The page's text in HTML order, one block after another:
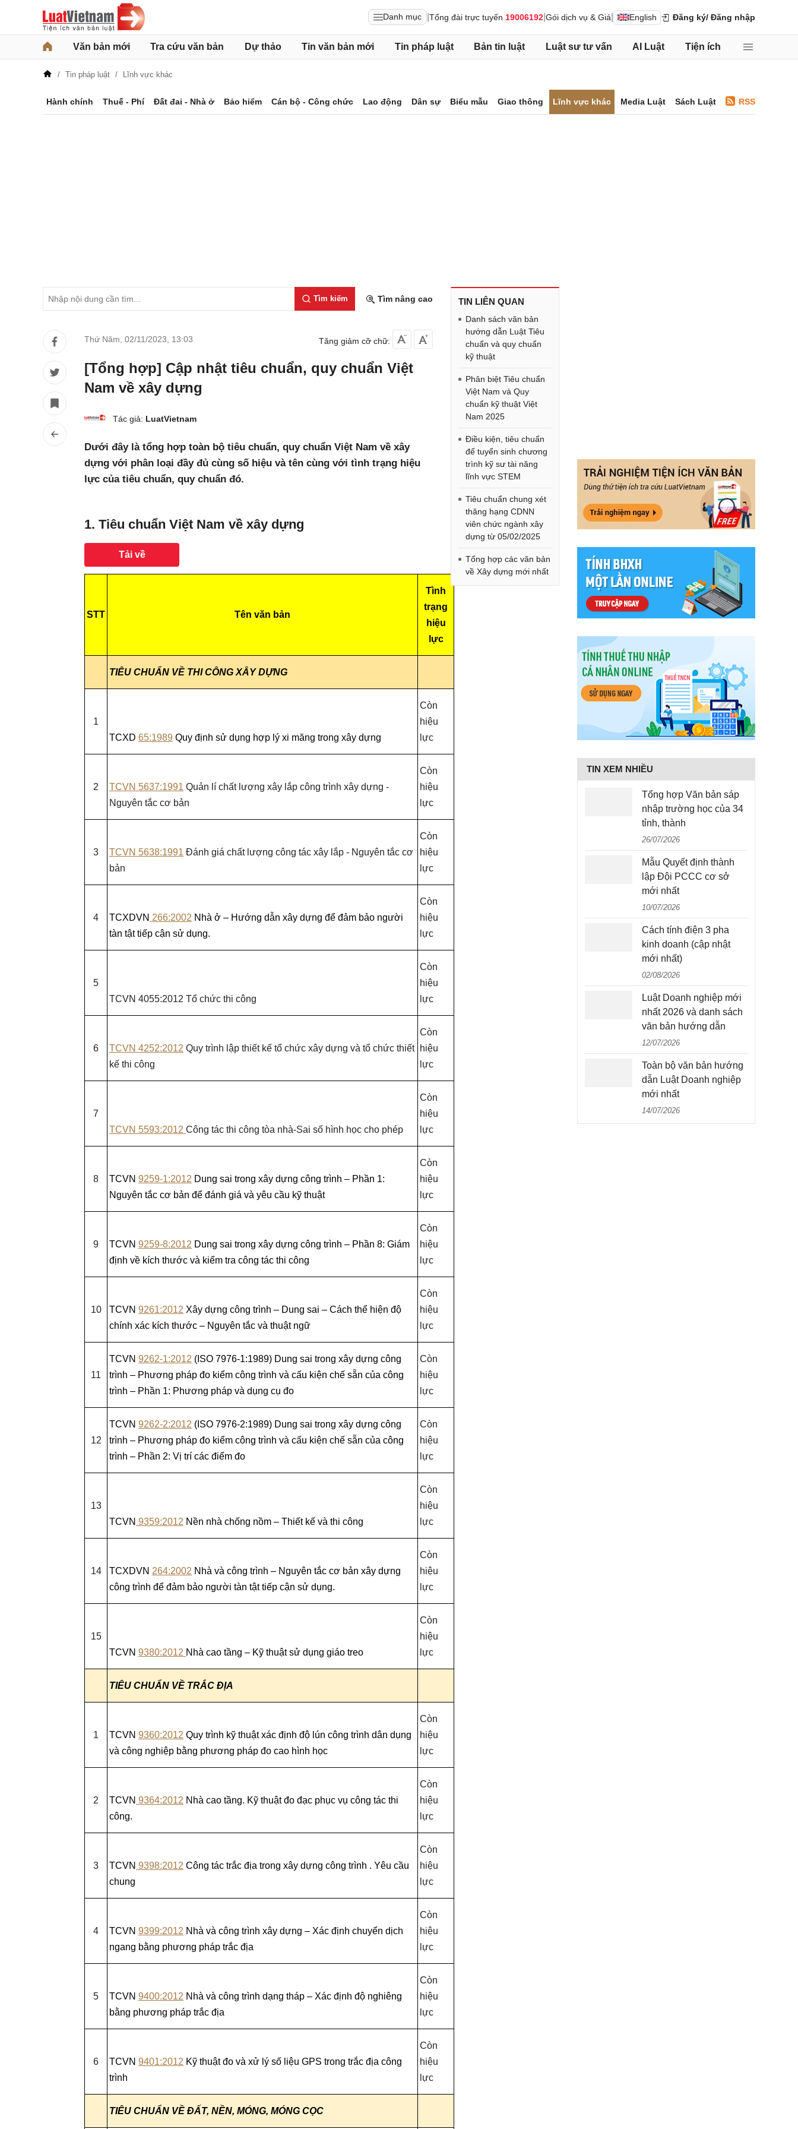
Danh mục Tổng đài trực tuyến 19006192 Gói dịch vụ & Giá English Đăng ký/ Đăng nhập
Văn bản mới Tra cứu văn bản Dự thảo Tin văn bản mới Tin pháp luật Bản tin luật Luật sư tư vấn AI Luật Tiện ích
Tin pháp luật Lĩnh vực khác
Hành chính Thuế - Phí Đất đai - Nhà ở Bảo hiểm Cán bộ - Công chức Lao động Dân sự Biểu mẫu Giao thông Lĩnh vực khác Media Luật Sách Luật RSS
Tìm kiếm Tìm nâng cao
Thứ Năm, 02/11/2023 13:03 Tăng giảm cỡ chữ:
[Tổng hợp] Cập nhật tiêu chuẩn, quy chuẩn Việt
Nam về xây dựng
Tác giả: LuatVietnam
Dưới đây là tổng hợp toàn bộ tiêu chuẩn, quy chuẩn Việt Nam về xây
dựng với phân loại đầy đủ cùng số hiệu và tên cùng với tình trạng hiệu
lực của tiêu chuẩn, quy chuẩn đó.
1. Tiêu chuẩn Việt Nam về xây dựng
Tải về
STT Tên văn bản
Tình
trạng
hiệu
lực
TIÊU CHUẨN VỀ THI CÔNG XÂY DỰNG
1
TCXD 65:1989 Quy định sử dụng hợp lý xi măng trong xây dựng
Còn
hiệu
lực
2 TCVN 5637:1991 Quản lí chất lượng xây lắp công trình xây dựng -
Nguyên tắc cơ bản
Còn
hiệu
lực
3 TCVN 5638:1991 Đánh giá chất lượng công tác xây lắp - Nguyên tắc cơ
bản
Còn
hiệu
lực
4 TCXDVN 266:2002 Nhà ở – Hướng dẫn xây dựng để đảm bảo người
tàn tật tiếp cận sử dụng.
Còn
hiệu
lực
5
TCVN 4055:2012 Tổ chức thi công
Còn
hiệu
lực
6 TCVN 4252:2012 Quy trình lập thiết kế tổ chức xây dựng và tổ chức thiết
kế thi công
Còn
hiệu
lực
7
TCVN 5593:2012 Công tác thi công tòa nhà-Sai số hình học cho phép
Còn
hiệu
lực
8 TCVN 9259-1:2012 Dung sai trong xây dựng công trình – Phần 1:
Nguyên tắc cơ bản để đánh giá và yêu cầu kỹ thuật
Còn
hiệu
lực
9 TCVN 9259-8:2012 Dung sai trong xây dựng công trình – Phần 8: Giám
định về kích thước và kiểm tra công tác thi công
Còn
hiệu
lực
10 TCVN 9261:2012 Xây dựng công trình – Dung sai – Cách thể hiện độ
chính xác kích thước – Nguyên tắc và thuật ngữ
Còn
hiệu
lực
11
TCVN 9262-1:2012 (ISO 7976-1:1989) Dung sai trong xây dựng công
trình – Phương pháp đo kiểm công trình và cấu kiện chế sẵn của công
trình – Phần 1: Phương pháp và dụng cụ đo
Còn
hiệu
lực
12
TCVN 9262-2:2012 (ISO 7976-2:1989) Dung sai trong xây dựng công
trình – Phương pháp đo kiểm công trình và cấu kiện chế sẵn của công
trình – Phần 2: Vị trí các điểm đo
Còn
hiệu
lực
13
TCVN 9359:2012 Nền nhà chống nồm – Thiết kế và thi công
Còn
hiệu
lực
14 TCXDVN 264:2002 Nhà và công trình – Nguyên tắc cơ bản xây dựng
công trình để đảm bảo người tàn tật tiếp cận sử dụng.
Còn
hiệu
lực
15
TCVN 9380:2012 Nhà cao tầng – Kỹ thuật sử dụng giáo treo
Còn
hiệu
lực
TIÊU CHUẨN VỀ TRẮC ĐỊA
1 TCVN 9360:2012 Quy trình kỹ thuật xác định độ lún công trình dân dụng
và công nghiệp bằng phương pháp đo cao hình học
Còn
hiệu
lực
2 TCVN 9364:2012 Nhà cao tầng. Kỹ thuật đo đạc phục vụ công tác thi
công.
Còn
hiệu
lực
3 TCVN 9398:2012 Công tác trắc địa trong xây dựng công trình . Yêu cầu
chung
Còn
hiệu
lực
4 TCVN 9399:2012 Nhà và công trình xây dựng – Xác định chuyển dịch
ngang bằng phương pháp trắc địa
Còn
hiệu
lực
5 TCVN 9400:2012 Nhà và công trình dạng tháp – Xác định độ nghiêng
bằng phương pháp trắc địa
Còn
hiệu
lực
6 TCVN 9401:2012 Kỹ thuật đo và xử lý số liệu GPS trong trắc địa công
trình
Còn
hiệu
lực
TIÊU CHUẨN VỀ ĐẤT, NỀN, MÓNG, MÓNG CỌC
TIN LIÊN QUAN
Danh sách văn bản
hướng dẫn Luật Tiêu
chuẩn và quy chuẩn
kỹ thuật
Phân biệt Tiêu chuẩn
Việt Nam và Quy
chuẩn kỹ thuật Việt
Nam 2025
Điều kiện, tiêu chuẩn
để tuyển sinh chương
trình kỹ sư tài năng
lĩnh vực STEM
Tiêu chuẩn chung xét
thăng hạng CDNN
viên chức ngành xây
dựng từ 05/02/2025
Tổng hợp các văn bản
về Xây dựng mới nhất
TIN XEM NHIỀU
Tổng hợp Văn bản sáp
nhập trường học của 34
tỉnh, thành
26/07/2026
Mẫu Quyết định thành
lập Đội PCCC cơ sở
mới nhất
10/07/2026
Cách tính điện 3 pha
kinh doanh (cập nhật
mới nhất)
02/08/2026
Luật Doanh nghiệp mới
nhất 2026 và danh sách
văn bản hướng dẫn
12/07/2026
Toàn bộ văn bản hướng
dẫn Luật Doanh nghiệp
mới nhất
14/07/2026